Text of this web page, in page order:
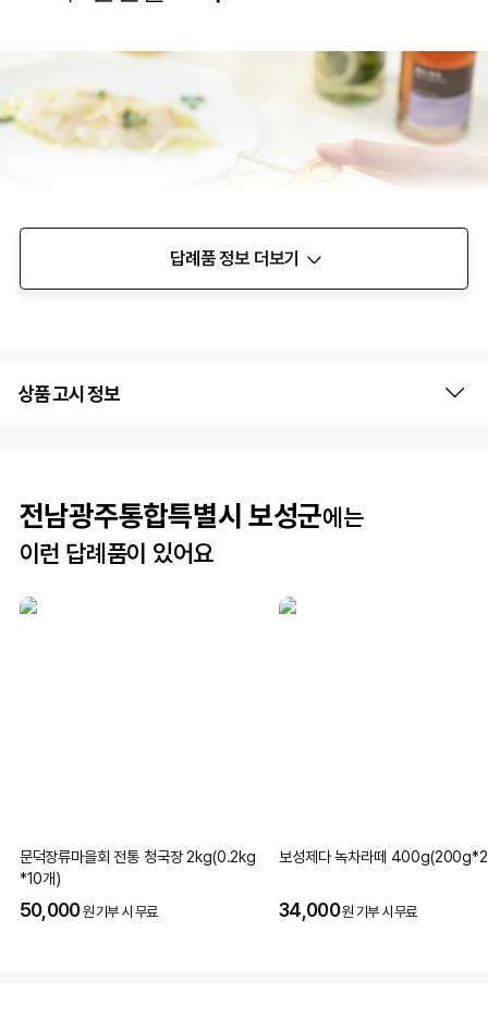
답례품 정보 더보기
상품 고시 정보
전남광주통합특별시 보성군에는
이런 답례품이 있어요
문덕장류마을회 전통 청국장 2kg(0.2kg
*10개)
50,000원 기부 시 무료
보성제다 녹차라떼
34,000원 기부 시 무료